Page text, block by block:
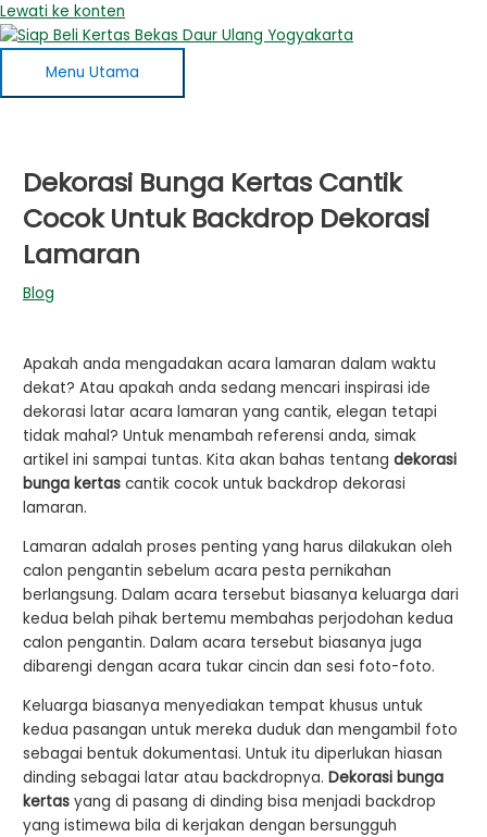
Lewati ke konten
Menu Utama
Dekorasi Bunga Kertas Cantik
Cocok Untuk Backdrop Dekorasi
Lamaran
Blog
Apakah anda mengadakan acara lamaran dalam waktu
dekat? Atau apakah anda sedang mencari inspirasi ide
dekorasi latar acara lamaran yang cantik, elegan tetapi
tidak mahal? Untuk menambah referensi anda, simak
artikel ini sampai tuntas. Kita akan bahas tentangdekorasi
bunga kertas cantik cocok untuk backdrop dekorasi
lamaran.
Lamaran adalah proses penting yang harus dilakukan oleh
calon pengantin sebelum acara pesta pernikahan
berlangsung. Dalam acara tersebut biasanya keluarga dari
kedua belah pihak bertemu membahas perjodohan kedua
calon pengantin. Dalam acara tersebut biasanya juga
dibarengi dengan acara tukar cincin dan sesi foto-foto.
Keluarga biasanya menyediakan tempat khusus untuk
kedua pasangan untuk mereka duduk dan mengambil foto
sebagai bentuk dokumentasi. Untuk itu diperlukan hiasan
dinding sebagai latar atau backdropnya.Dekorasi bunga
kertas yang di pasang di dinding bisa menjadi backdrop
yang istimewa bila di kerjakan dengan bersungguh